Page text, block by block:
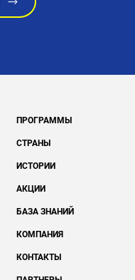
ПРОГРАММЫ
СТРАНЫ
ИСТОРИИ
АКЦИИ
БАЗА ЗНАНИЙ
КОМПАНИЯ
КОНТАКТЫ